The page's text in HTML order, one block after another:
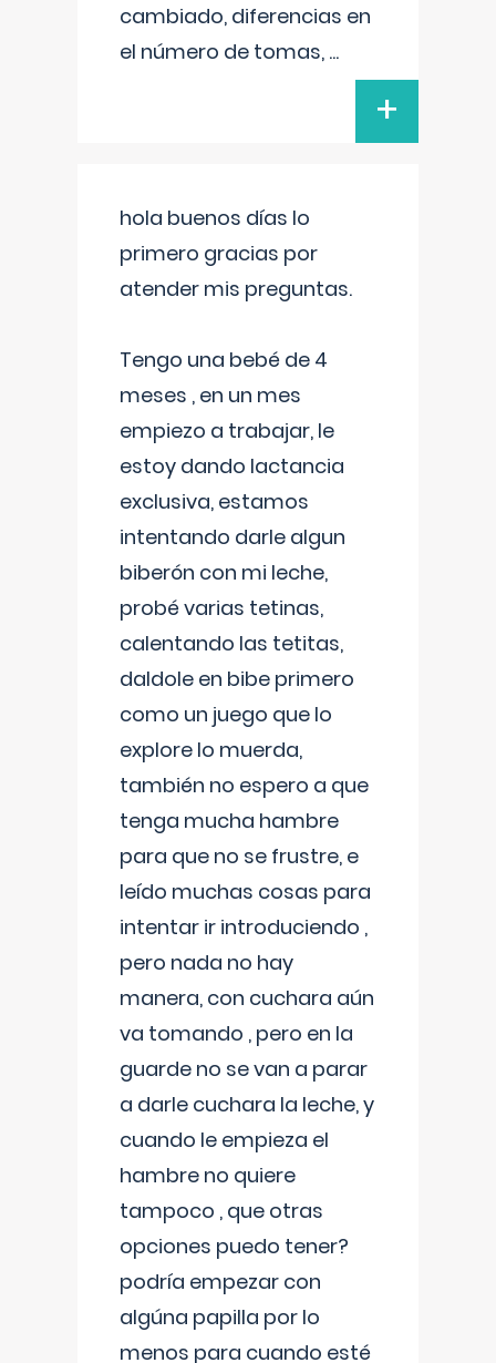
cambiado, diferencias en
el número de tomas, ...
+
hola buenos días lo
primero gracias por
atender mis preguntas.
Tengo una bebé de 4
meses , en un mes
empiezo a trabajar, le
estoy dando lactancia
exclusiva, estamos
intentando darle algun
biberón con mi leche,
probé varias tetinas,
calentando las tetitas,
daldole en bibe primero
como un juego que lo
explore lo muerda,
también no espero a que
tenga mucha hambre
para que no se frustre, e
leído muchas cosas para
intentar ir introduciendo ,
pero nada no hay
manera, con cuchara aún
va tomando , pero en la
guarde no se van a parar
a darle cuchara la leche, y
cuando le empieza el
hambre no quiere
tampoco , que otras
opciones puedo tener?
podría empezar con
algúna papilla por lo
menos para cuando esté